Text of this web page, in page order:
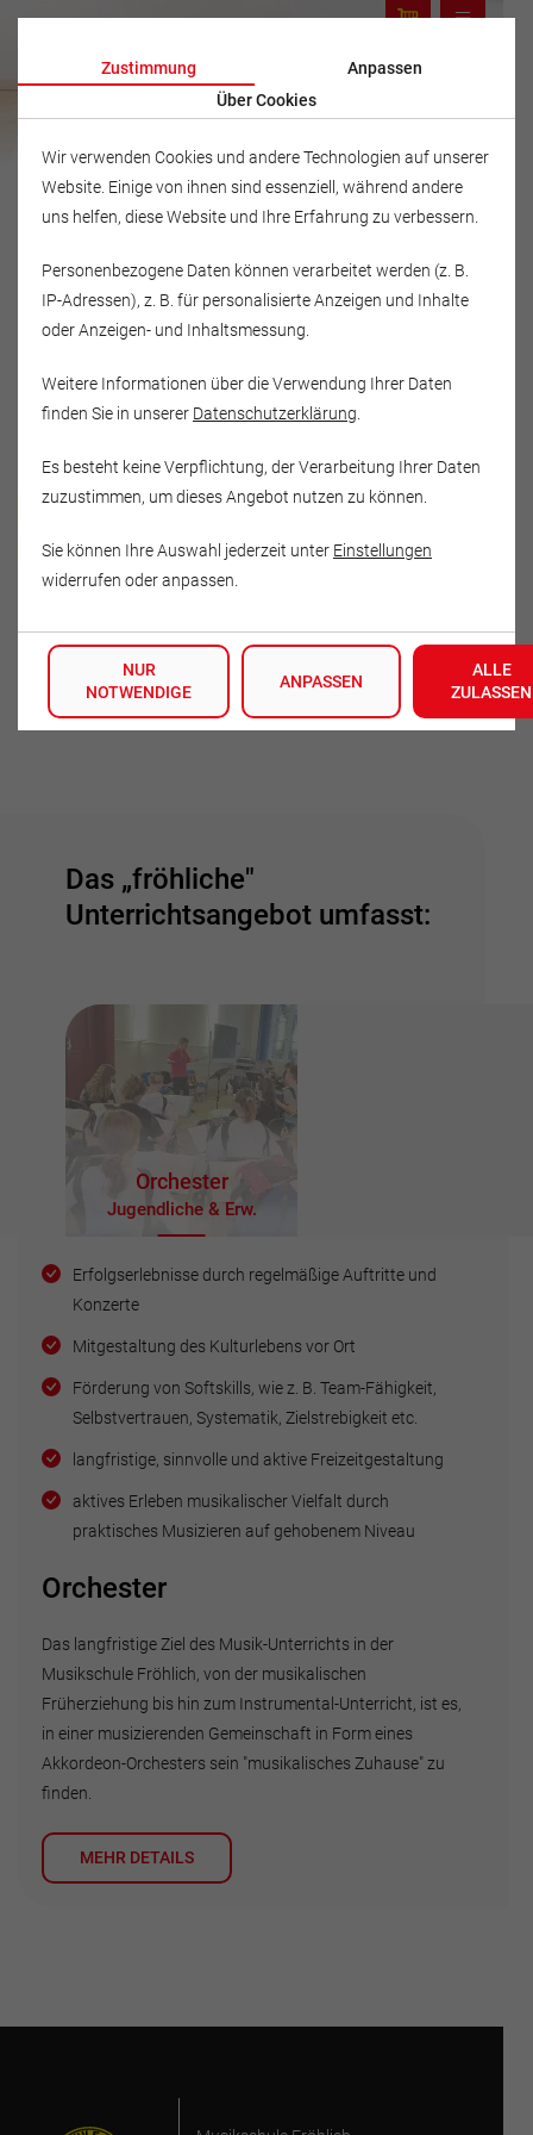
Musikschule Fröhlich
Heike Lach
14552 Michendorf OT Wildenbruch
Tel.: 033205-49350
Das „fröhliche"
Unterrichtsangebot umfasst:
Orchester
Jugendliche & Erw.
Erfolgserlebnisse durch regelmäßige Auftritte und
Konzerte
Mitgestaltung des Kulturlebens vor Ort
Förderung von Softskills, wie z. B. Team-Fähigkeit,
Selbstvertrauen, Systematik, Zielstrebigkeit etc.
langfristige, sinnvolle und aktive Freizeitgestaltung
aktives Erleben musikalischer Vielfalt durch
praktisches Musizieren auf gehobenem Niveau
Orchester
Das langfristige Ziel des Musik-Unterrichts in der
Musikschule Fröhlich, von der musikalischen
Früherziehung bis hin zum Instrumental-Unterricht, ist es,
in einer musizierenden Gemeinschaft in Form eines
Akkordeon-Orchesters sein "musikalisches Zuhause" zu
finden.
MEHR DETAILS
Zustimmung
Anpassen
Über Cookies
Wir verwenden Cookies und andere Technologien auf unserer
Website. Einige von ihnen sind essenziell, während andere
uns helfen, diese Website und Ihre Erfahrung zu verbessern.
Personenbezogene Daten können verarbeitet werden (z. B.
IP-Adressen), z. B. für personalisierte Anzeigen und Inhalte
oder Anzeigen- und Inhaltsmessung.
Weitere Informationen über die Verwendung Ihrer Daten
finden Sie in unserer Datenschutzerklärung
Es besteht keine Verpflichtung, der Verarbeitung Ihrer Daten
zuzustimmen, um dieses Angebot nutzen zu können.
Sie können Ihre Auswahl jederzeit unter Einstellungen
widerrufen oder anpassen.
NUR
NOTWENDIGE
ANPASSEN
ALLE
ZULASSEN